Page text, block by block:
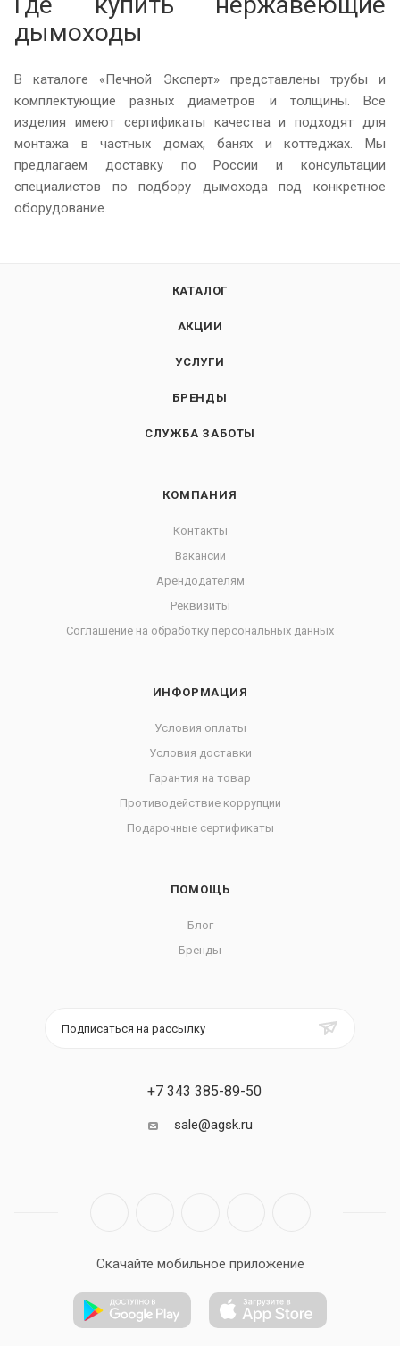
дымоходы
В каталоге «Печной Эксперт» представлены трубы и
комплектующие разных диаметров и толщины. Все
изделия имеют сертификаты качества и подходят для
монтажа в частных домах, банях и коттеджах. Мы
предлагаем доставку по России и консультации
специалистов по подбору дымохода под конкретное
оборудование.
КАТАЛОГ
АКЦИИ
УСЛУГИ
БРЕНДЫ
СЛУЖБА ЗАБОТЫ
КОМПАНИЯ
Контакты
Вакансии
Арендодателям
Реквизиты
Соглашение на обработку персональных данных
ИНФОРМАЦИЯ
Условия оплаты
Условия доставки
Гарантия на товар
Противодействие коррупции
Подарочные сертификаты
ПОМОЩЬ
Блог
Бренды
Подписаться на рассылку
+7 343 385-89-50
sale@agsk.ru
Скачайте мобильное приложение